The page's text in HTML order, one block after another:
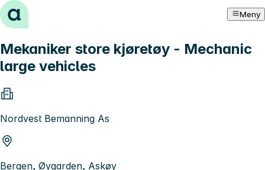
Hopp til innhold Meny
Mekaniker store kjøretøy - Mechanic
large vehicles
Nordvest Bemanning As
Bergen, Øygarden, Askøy